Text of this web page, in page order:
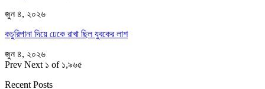
জুন ৪, ২০২৬
কচুরিপানা দিয়ে ঢেকে রাখা ছিল যুবকের লাশ
জুন ৪, ২০২৬
Prev Next ১ of ১,৯৬৫
Recent Posts